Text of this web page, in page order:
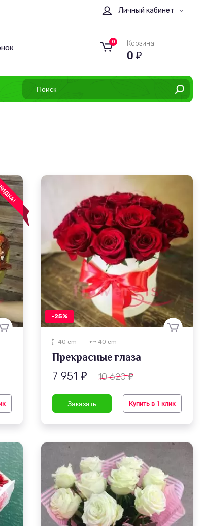
Личный кабинет
0 Корзина
0 ₽
-25%
40 cm 40 cm
Прекрасные глаза
7 951 ₽ 10 620₽
Купить в 1 клик